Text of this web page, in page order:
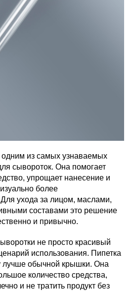
одним из самых узнаваемых
сывороток. Она помогает
упрощает нанесение и
более
ухода за лицом, маслами,
составами это решение
и привычно.
не просто красивый
использования. Пипетка
лучше обычной крышки. Она
количество средства,
и не тратить продукт без